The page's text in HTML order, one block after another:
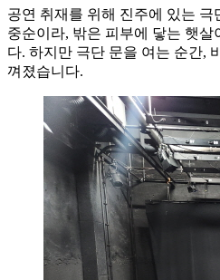
공연 취재를 위해 진주에 있는 극
중순이라, 밖은 피부에 닿는 햇살
다. 하지만 극단 문을 여는 순간,
껴졌습니다.